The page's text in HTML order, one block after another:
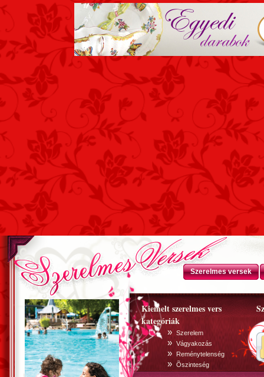
Szerelmes versek
Kiemelt szerelmes vers
kategóriák
» Szerelem
» Vágyakozás
» Reménytelenség
» Õszinteség